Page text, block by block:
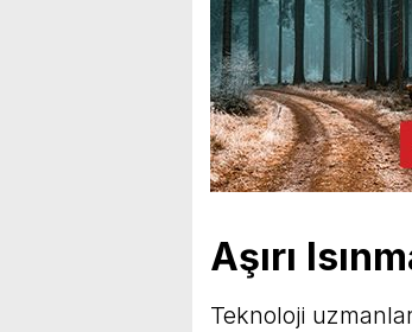
Aşırı
Teknoloji